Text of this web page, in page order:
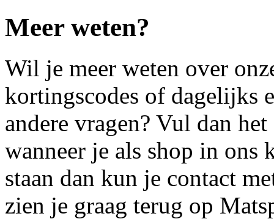
Meer weten?
Wil je meer weten over
kortingscodes of dagelijks
andere vragen? Vul dan
wanneer je als shop in
staan dan kun je contact
zien je graag terug op